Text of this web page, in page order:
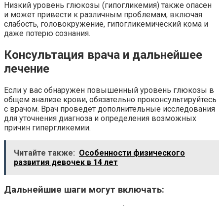
Низкий уровень глюкозы (гипогликемия) также опасен
и может привести к различным проблемам, включая
слабость, головокружение, гипогликемический кома и
даже потерю сознания.
Консультация врача и дальнейшее
лечение
Если у вас обнаружен повышенный уровень глюкозы в
общем анализе крови, обязательно проконсультируйтесь
с врачом. Врач проведет дополнительные исследования
для уточнения диагноза и определения возможных
причин гипергликемии.
Читайте также: Особенности физического
развития девочек в 14 лет
Дальнейшие шаги могут включать: